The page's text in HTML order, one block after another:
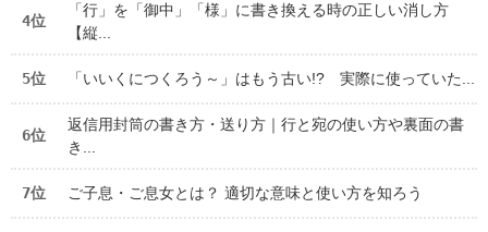
4位
「行」を「御中」「様」に書き換える時の正しい消し方
【縦...
5位 「いいくにつくろう～」はもう古い!? 実際に使っていた...
6位
返信用封筒の書き方・送り方｜行と宛の使い方や裏面の書
き...
7位 ご子息・ご息女とは？ 適切な意味と使い方を知ろう